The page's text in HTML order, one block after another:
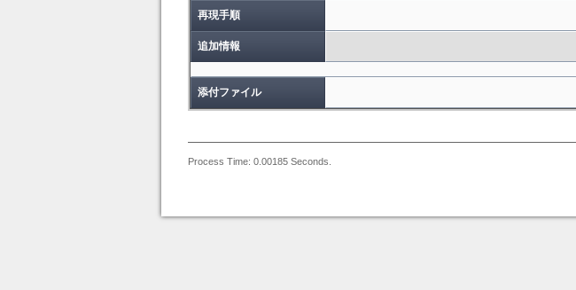
再現手順
追加情報
添付ファイル
Process Time: 0.00185 Seconds.